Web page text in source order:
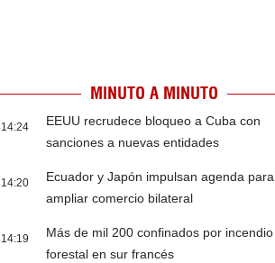
MINUTO A MINUTO
14:24
EEUU recrudece bloqueo a Cuba con
sanciones a nuevas entidades
14:20
Ecuador y Japón impulsan agenda para
ampliar comercio bilateral
14:19
Más de mil 200 confinados por incendio
forestal en sur francés